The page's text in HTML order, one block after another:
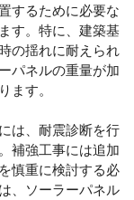
するために必要な
す。特に、建築基
の揺れに耐えられ
パネルの重量が加
ます。
は、耐震診断を行
補強工事には追加
慎重に検討する必
、ソーラーパネル